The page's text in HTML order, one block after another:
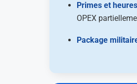
Primes et heures
OPEX
Package